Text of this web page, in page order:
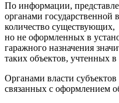
По информации,
органами государственной
количество существующих,
но не оформленных в
гаражного назначения
таких объектов, учтенных
Органами власти
связанных с оформлением